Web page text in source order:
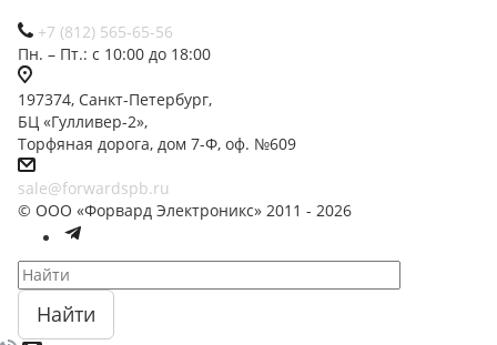
+7 (812) 565-65-56
Пн. – Пт.: с 10:00 до 18:00
197374, Санкт-Петербург,
БЦ «Гулливер-2»,
Торфяная дорога, дом 7-Ф, оф. №609
sale@forwardspb.ru
© ООО «Форвард Электроникс» 2011 - 2026
Найти